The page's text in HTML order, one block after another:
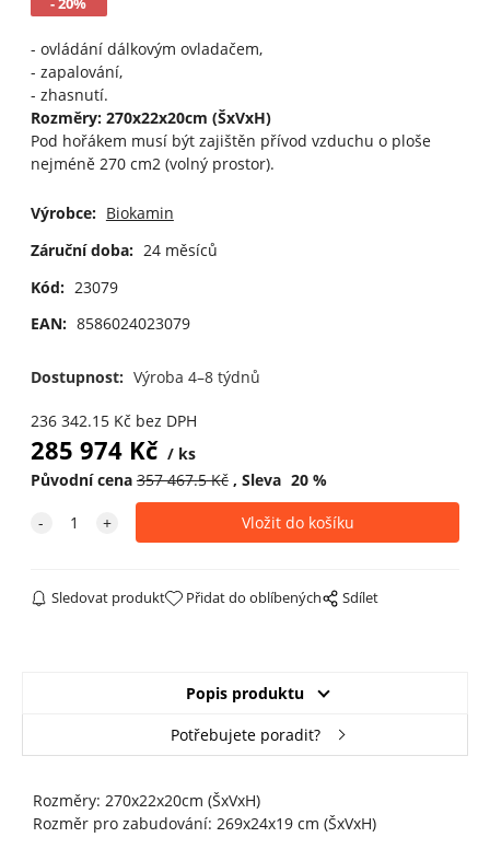
- 20%
- ovládání dálkovým ovladačem,
- zapalování,
- zhasnutí.
Rozměry: 270x22x20cm (ŠxVxH)
Pod hořákem musí být zajištěn přívod vzduchu o ploše
nejméně 270 cm2 (volný prostor).
Výrobce: Biokamin
Záruční doba: 24 měsíců
Kód: 23079
EAN: 8586024023079
Dostupnost: Výroba 4–8 týdnů
236 342.15Kč bez DPH
285 974Kč
ks
Původní cena 357 467.5Kč Sleva 20%
Sledovat produkt Přidat do oblíbených Sdílet
Popis produktu
Potřebujete poradit?
Rozměry: 270x22x20cm (ŠxVxH)
Rozměr pro zabudování: 269x24x19 cm (ŠxVxH)